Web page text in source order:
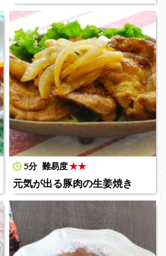
5分 難易度★★
元気が出る豚肉の生姜焼き